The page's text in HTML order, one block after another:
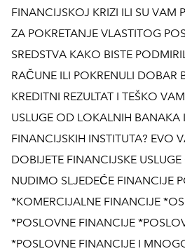
FINANCIJSKOJ KRIZI ILI SU VAM
ZA POKRETANJE VLASTITOG
SREDSTVA KAKO BISTE
RAČUNE ILI POKRENULI DOBAR
KREDITNI REZULTAT I TEŠKO
USLUGE OD LOKALNIH BANAKA
FINANCIJSKIH INSTITUTA? EVO
DOBIJETE FINANCIJSKE
NUDIMO SLJEDEĆE FINANCIJE
*KOMERCIJALNE FINANCIJE
*POSLOVNE FINANCIJE
*POSLOVNE FINANCIJE I